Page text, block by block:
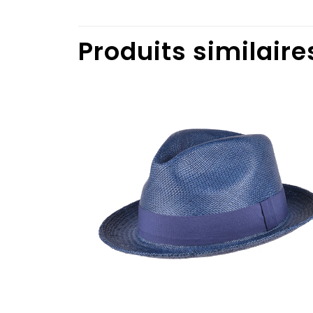
Produits